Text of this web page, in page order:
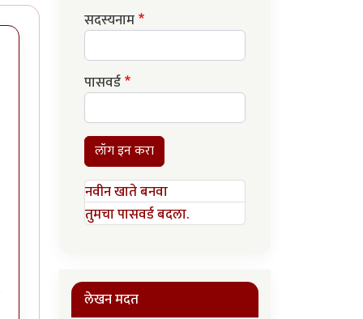
सदस्यनाम
पासवर्ड
लॉग इन करा
नवीन खाते बनवा
तुमचा पासवर्ड बदला.
लेखन मदत